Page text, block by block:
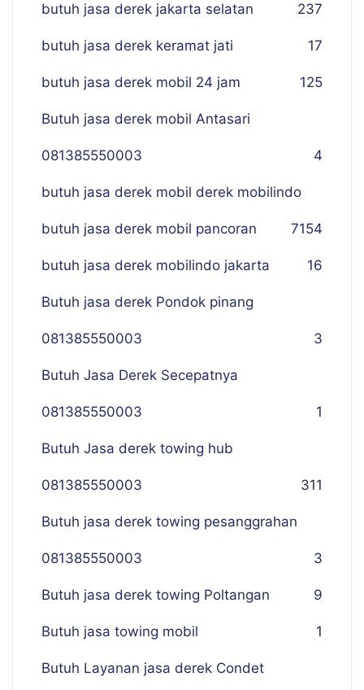
butuh jasa derek jakarta selatan 237
butuh jasa derek keramat jati 17
butuh jasa derek mobil 24 jam 125
Butuh jasa derek mobil Antasari
081385550003 4
butuh jasa derek mobil derek mobilindo
154
butuh jasa derek mobil pancoran 7
butuh jasa derek mobilindo jakarta 16
Butuh jasa derek Pondok pinang
081385550003 3
Butuh Jasa Derek Secepatnya
081385550003 1
Butuh Jasa derek towing hub
081385550003 311
Butuh jasa derek towing pesanggrahan
081385550003 3
Butuh jasa derek towing Poltangan 9
Butuh jasa towing mobil 1
Butuh Layanan jasa derek Condet